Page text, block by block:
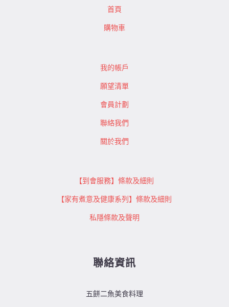
首頁
購物車
我的帳戶
願望清單
會員計劃
聯絡我們
關於我們
【到會服務】條款及細則
【家有煮意及健康系列】條款及細則
私隱條款及聲明
聯絡資訊
五餅二魚美食料理